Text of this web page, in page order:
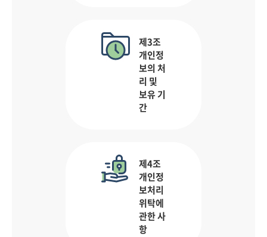
제3조
개인정
보의 처
리 및
보유 기
간
제4조
개인정
보처리
위탁에
관한 사
항